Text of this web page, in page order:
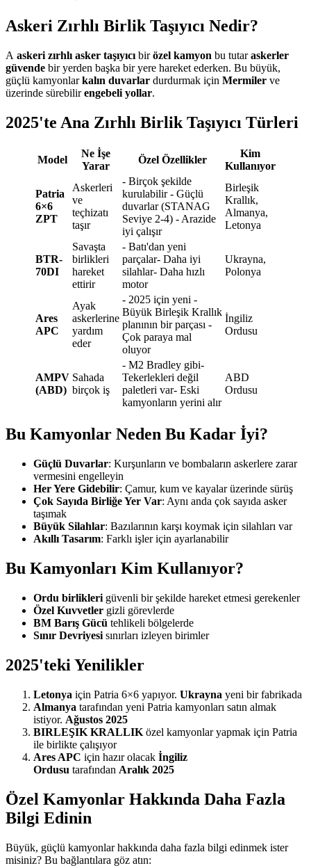
Askeri Zırhlı Birlik Taşıyıcı Nedir?
A askeri zırhlı asker taşıyıcı birözel kamyon bu tutaraskerler
güvende bir yerden başka bir yere hareket ederken. Bu büyük,
güçlü kamyonlarkalın duvarlar durdurmak için Mermiler ve
üzerinde sürebilirengebeli yollar.
2025'te Ana Zırhlı Birlik Taşıyıcı Türleri
Model
Ne İşe
Yarar
Özel Özellikler
Kim
Kullanıyor
Patria
6×6
ZPT
Askerleri
ve
teçhizatı
taşır
- Birçok şekilde
kurulabilir - Güçlü
duvarlar (STANAG
Seviye 2-4) - Arazide
iyi çalışır
Birleşik
Krallık,
Almanya,
Letonya
BTR-
70DI
Savaşta
birlikleri
hareket
ettirir
- Batı'dan yeni
parçalar- Daha iyi
silahlar- Daha hızlı
motor
Ukrayna,
Polonya
Ares
APC
Ayak
askerlerine
yardım
eder
- 2025 için yeni -
Büyük Birleşik Krallık
planının bir parçası -
Çok paraya mal
oluyor
İngiliz
Ordusu
AMPV
(ABD)
Sahada
birçok iş
- M2 Bradley gibi-
Tekerlekleri değil
paletleri var- Eski
kamyonların yerini alır
ABD
Ordusu
Bu Kamyonlar Neden Bu Kadar İyi?
Güçlü Duvarlar: Kurşunların ve bombaların askerlere zarar
vermesini engelleyin
Her Yere Gidebilir: Çamur, kum ve kayalar üzerinde sürüş
Çok Sayıda Birliğe Yer Var: Aynı anda çok sayıda asker
taşımak
Büyük Silahlar: Bazılarının karşı koymak için silahları var
Akıllı Tasarım: Farklı işler için ayarlanabilir
Bu Kamyonları Kim Kullanıyor?
Ordu birlikleri güvenli bir şekilde hareket etmesi gerekenler
Özel Kuvvetler gizli görevlerde
BM Barış Gücü tehlikeli bölgelerde
Sınır Devriyesi sınırları izleyen birimler
2025'teki Yenilikler
Letonya için Patria 6×6 yapıyor. Ukrayna yeni bir fabrikada
Almanya tarafından yeni Patria kamyonları satın almak
istiyor. Ağustos 2025
BIRLEŞIK KRALLIK özel kamyonlar yapmak için Patria
ile birlikte çalışıyor
Ares APC için hazır olacak İngiliz
Ordusu tarafından Aralık 2025
Özel Kamyonlar Hakkında Daha Fazla
Bilgi Edinin
Büyük, güçlü kamyonlar hakkında daha fazla bilgi edinmek ister
misiniz? Bu bağlantılara göz atın: